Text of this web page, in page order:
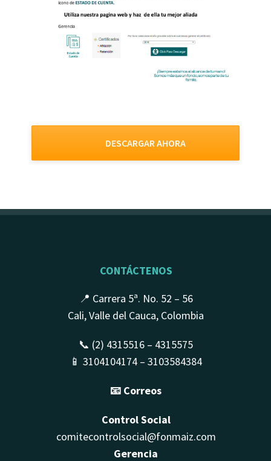
DESCARGAR AHORA
CONTÁCTENOS
📍 Carrera 5ª. No. 52 – 56
Cali, Valle del Cauca, Colombia
📞 (2) 4315516 – 4315575
📱 3104104174 – 3103584384
📧 Correos
Control Social
comitecontrolsocial@fonmaiz.com
Gerencia